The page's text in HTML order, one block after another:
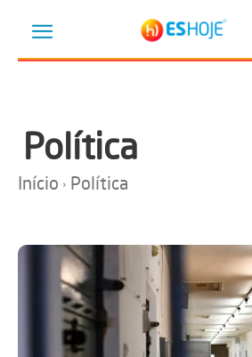
Política
Início Política